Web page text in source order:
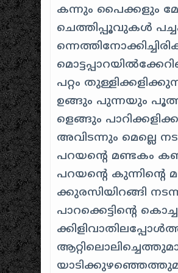
കന്നും പൈക്കളും
ചെത്തിപ്പൂവുകള്‍
പറ്റം
ഉങ്ങും പുന്നയും
ളെങ്ങും
അവിടന്നും മെല്ലെ
പറയന്റെ മണ്ടകം
പറയന്റെ കുന്നിന്റെ
ക്കുരസിയിറങ്ങി
പാറക്കെട്ടിന്റെ